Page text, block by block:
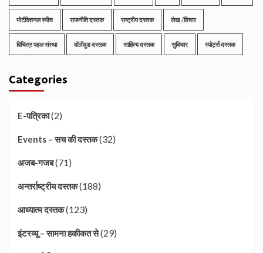
मोटीवेशनल स्पीच राजनीति दस्तक राष्ट्रीय दस्तक लेख /विचार
विचित्र पहल संस्था वॉलीवुड दस्तक साहित्य दस्तक सुविचार स्पोर्ट्स दस्तक
Categories
E-पत्रिका(2)
Events – सच की दस्तक(32)
अजब-गजब(71)
अन्तर्राष्ट्रीय दस्तक(188)
आध्यात्म दस्तक(123)
इंटरव्यू – सामना हकीकत से(29)